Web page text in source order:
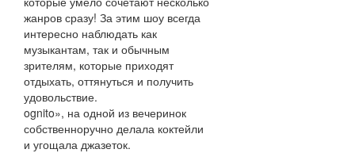
жанров сразу! За этим шоу всегда
интересно наблюдать как
музыкантам, так и обычным
зрителям, которые приходят
отдыхать, оттянуться и получить
удовольствие.
ognito», на одной из вечеринок
собственноручно делала коктейли
и угощала джазеток.